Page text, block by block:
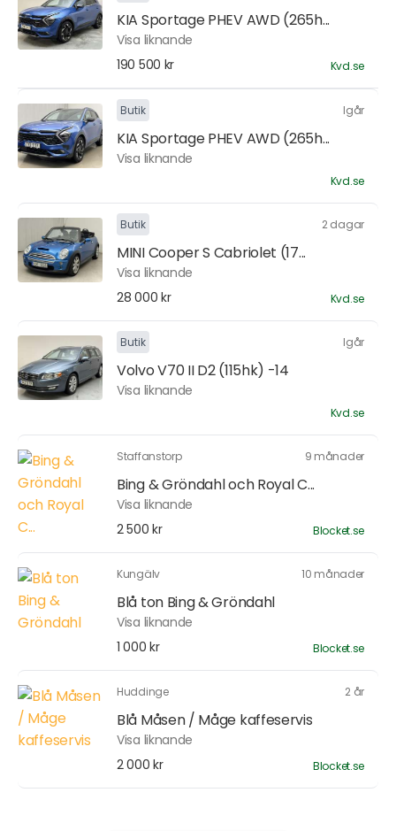
KIA Sportage PHEV AWD (265h...
Visa liknande
190 500 kr
Kvd.se
Butik Igår
KIA Sportage PHEV AWD (265h...
Visa liknande
Kvd.se
Butik 2 dagar
MINI Cooper S Cabriolet (17...
Visa liknande
28 000 kr
Kvd.se
Butik Igår
Volvo V70 II D2 (115hk) -14
Visa liknande
Kvd.se
Staffanstorp 9 månader
Bing & Gröndahl och Royal C...
Visa liknande
2 500 kr
Blocket.se
Kungälv 10 månader
Blå ton Bing & Gröndahl
Visa liknande
1 000 kr
Blocket.se
Huddinge 2 år
Blå Måsen / Måge kaffeservis
Visa liknande
2 000 kr
Blocket.se